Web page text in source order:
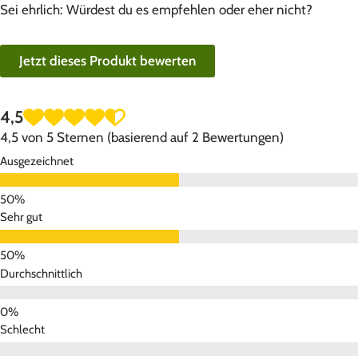
Sei ehrlich: Würdest du es empfehlen oder eher nicht?
Jetzt dieses Produkt bewerten
4,5
4,5 von 5 Sternen (basierend auf 2 Bewertungen)
Ausgezeichnet
Sehr gut
Durchschnittlich
Schlecht